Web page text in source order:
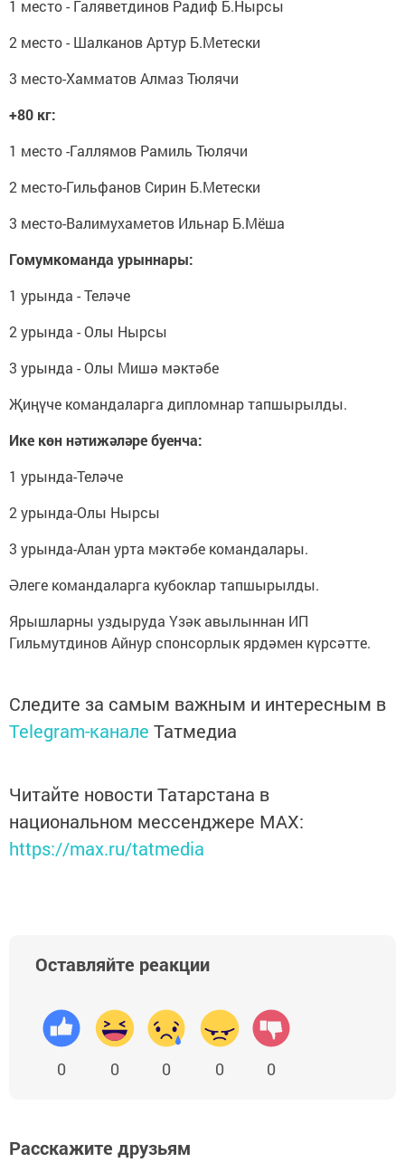
1 место - Галяветдинов Радиф Б.Нырсы
2 место - Шалканов Артур Б.Метески
3 место-Хамматов Алмаз Тюлячи
+80 кг:
1 место -Галлямов Рамиль Тюлячи
2 место-Гильфанов Сирин Б.Метески
3 место-Валимухаметов Ильнар Б.Мёша
Гомумкоманда урыннары:
1 урында - Теләче
2 урында - Олы Нырсы
3 урында - Олы Мишә мәктәбе
Җиңүче командаларга дипломнар тапшырылды.
Ике көн нәтижәләре буенча:
1 урында-Теләче
2 урында-Олы Нырсы
3 урында-Алан урта мәктәбе командалары.
Әлеге командаларга кубоклар тапшырылды.
Ярышларны уздыруда Үзәк авылыннан ИП
Гильмутдинов Айнур спонсорлык ярдәмен күрсәтте.
Следите за самым важным и интересным в
Telegram-канале Татмедиа
Читайте новости Татарстана в
национальном мессенджере MАХ:
https://max.ru/tatmedia
Оставляйте реакции
0 0 0 0 0
Расскажите друзьям